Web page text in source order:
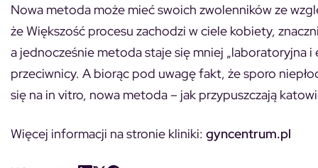
Nowa metoda może mieć swoich zwolenników ze
że Większość procesu zachodzi w ciele kobiety,
a jednocześnie metoda staje się mniej „laboratoryjna
przeciwnicy. A biorąc pod uwagę fakt, że sporo
się na in vitro, nowa metoda – jak przypuszczają
Więcej informacji na stronie kliniki: gyncentrum.pl